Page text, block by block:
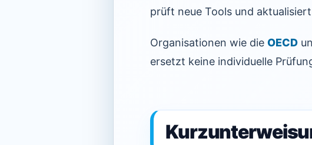
prüft neue Tools und
Organisationen wie die OECD
ersetzt keine individuelle